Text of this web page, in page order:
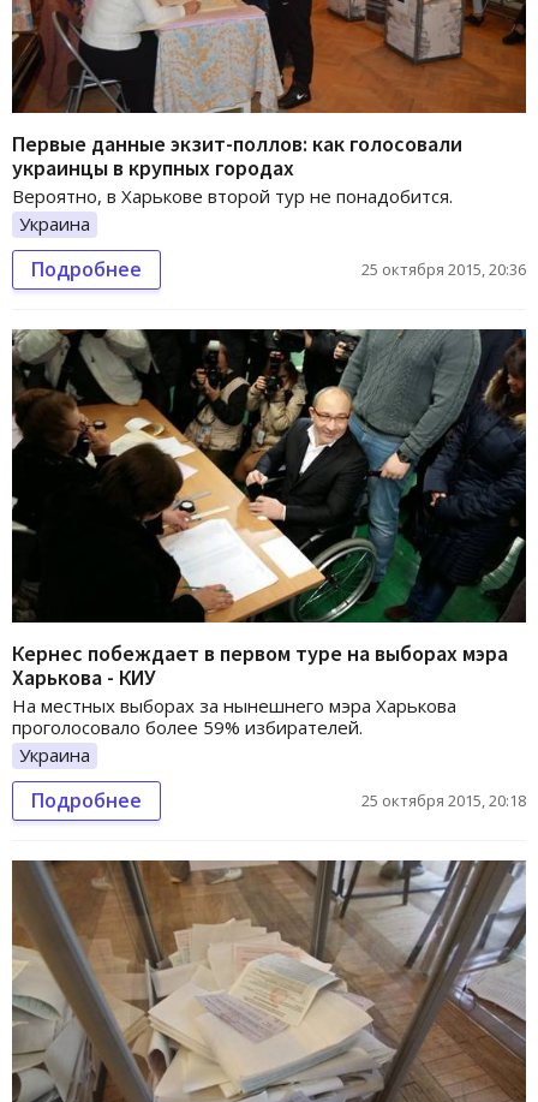
Первые данные экзит-поллов: как голосовали
украинцы в крупных городах
Вероятно, в Харькове второй тур не понадобится.
Украина
Подробнее 25 октября 2015, 20:36
Кернес побеждает в первом туре на выборах мэра
Харькова - КИУ
На местных выборах за нынешнего мэра Харькова
проголосовало более 59% избирателей.
Украина
Подробнее 25 октября 2015, 20:18